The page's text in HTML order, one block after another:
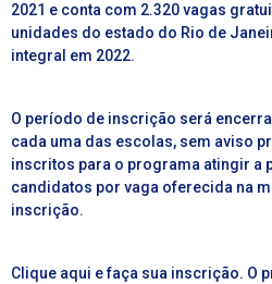
2021 e conta com 2.320 vagas
unidades do estado do Rio de
integral em 2022.
O período de inscrição será
cada uma das escolas, sem aviso
inscritos para o programa atingir a
candidatos por vaga oferecida na
inscrição.
Clique aqui e faça sua inscrição. O